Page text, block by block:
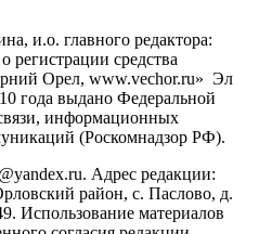
и.о. главного редактора:
регистрации средства
Орел, www.vechor.ru» Эл
года выдано Федеральной
информационных
(Роскомнадзор РФ).
Адрес редакции:
район, с. Паслово, д.
Использование материалов